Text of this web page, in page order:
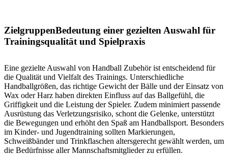
ZielgruppenBedeutung einer gezielten Auswahl für
Trainingsqualität und Spielpraxis
Eine gezielte Auswahl von Handball Zubehör ist entscheidend für
die Qualität und Vielfalt des Trainings. Unterschiedliche
Handballgrößen, das richtige Gewicht der Bälle und der Einsatz von
Wax oder Harz haben direkten Einfluss auf das Ballgefühl, die
Griffigkeit und die Leistung der Spieler. Zudem minimiert passende
Ausrüstung das Verletzungsrisiko, schont die Gelenke, unterstützt
die Bewegungen und erhöht den Spaß am Handballsport. Besonders
im Kinder- und Jugendtraining sollten Markierungen,
Schweißbänder und Trinkflaschen altersgerecht gewählt werden, um
die Bedürfnisse aller Mannschaftsmitglieder zu erfüllen.